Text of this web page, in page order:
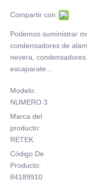
Compartir con:
Podemos suministrar
condensadores de
nevera,
escaparate...
Modelo:
NUMERO 3
Marca del
producto:
RETEK
Código De
Producto:
84189910